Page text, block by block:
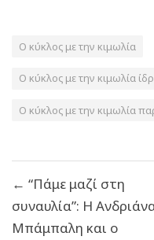
Ο κύκλος με την κιμωλία
Ο κύκλος με την κιμωλία
Ο κύκλος με την κιμωλία
άρθρων
← “Πάμε μαζί στη
συναυλία”: Η
Μπάμπαλη και ο